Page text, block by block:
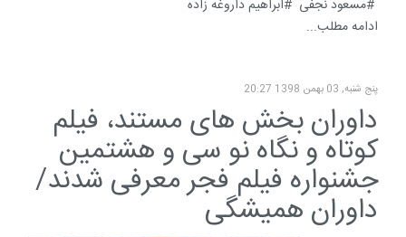
مسعود نجفی
ابراهیم داروغه زاده
ادامه مطلب...
پنج شنبه, 03 بهمن 1398 20:27
داوران بخش های مستند، فیلم
کوتاه و نگاه نو سی و هشتمین
جشنواره فیلم فجر معرفی شدند/
داوران همیشگی